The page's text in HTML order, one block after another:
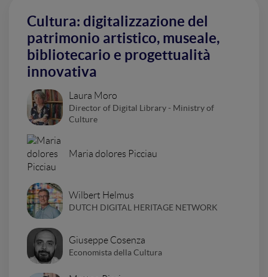
Cultura: digitalizzazione del
patrimonio artistico, museale,
bibliotecario e progettualità
innovativa
Laura Moro
Director of Digital Library - Ministry of
Culture
Maria dolores Picciau
Wilbert Helmus
DUTCH DIGITAL HERITAGE NETWORK
Giuseppe Cosenza
Economista della Cultura